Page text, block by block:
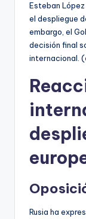
Esteban
el despliegue
embargo, el
decisión final
internacional. (
Rusia ha